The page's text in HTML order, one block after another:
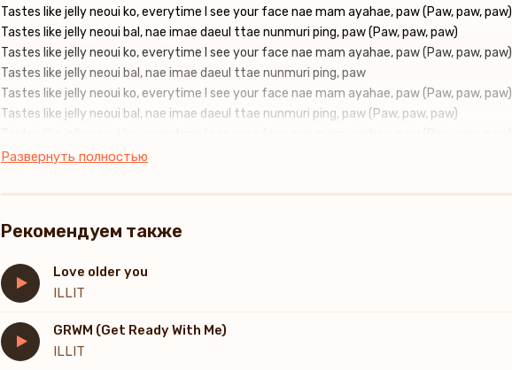
Tastes like jelly neoui ko, everytime I see your face nae mam ayahae, paw (Paw, paw, paw)
Tastes like jelly neoui bal, nae imae daeul ttae nunmuri ping, paw (Paw, paw, paw)
Tastes like jelly neoui ko, everytime I see your face nae mam ayahae, paw (Paw, paw, paw)
Tastes like jelly neoui bal, nae imae daeul ttae nunmuri ping, paw
Tastes like jelly neoui ko, everytimе I see your face nae mam ayahae, paw (Paw, paw, paw)
Tastеs like jelly neoui bal, nae imae daeul ttae nunmuri ping, paw (Paw, paw, paw)
Tastes like jelly neoui bal, nae imae daeul ttae nunmuri ping, paw
Jo(eun) a(chim) hae, munape
Midnight blues, jeomeolli
Pogeunhan ibul sok, neon naui imal tok
Eoreum gateun paw, ibul bakkeun too dangerous
Maeil bam, neoneun kkok, naui begaee pook
Um, ireonagi sileo, kkori, jameul deo bureuneungeol
Развернуть полностью
Рекомендуем также
Love older you
ILLIT
GRWM (Get Ready With Me)
ILLIT